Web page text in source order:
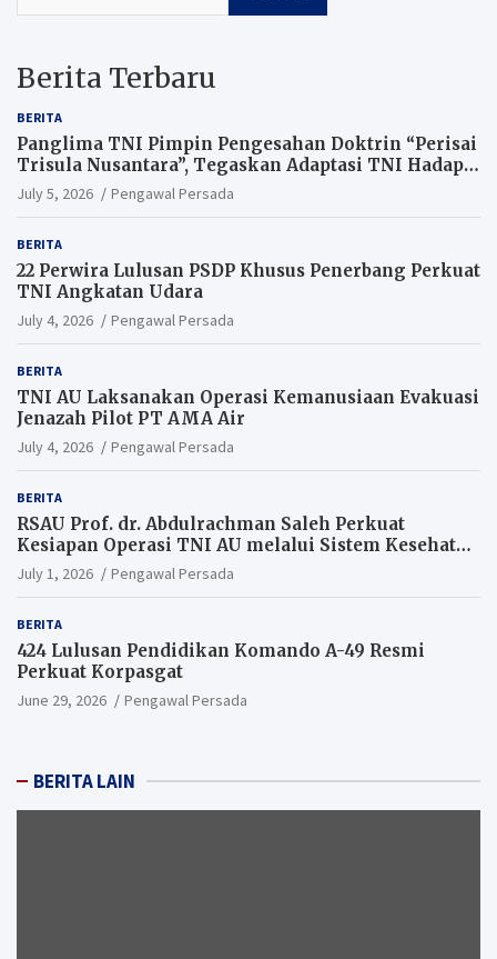
Berita Terbaru
BERITA
Panglima TNI Pimpin Pengesahan Doktrin “Perisai
Trisula Nusantara”, Tegaskan Adaptasi TNI Hadapi
Perang Modern
July 5, 2026 Pengawal Persada
BERITA
22 Perwira Lulusan PSDP Khusus Penerbang Perkuat
TNI Angkatan Udara
July 4, 2026 Pengawal Persada
BERITA
TNI AU Laksanakan Operasi Kemanusiaan Evakuasi
Jenazah Pilot PT AMA Air
July 4, 2026 Pengawal Persada
BERITA
RSAU Prof. dr. Abdulrachman Saleh Perkuat
Kesiapan Operasi TNI AU melalui Sistem Kesehatan
Andal
July 1, 2026 Pengawal Persada
BERITA
424 Lulusan Pendidikan Komando A-49 Resmi
Perkuat Korpasgat
June 29, 2026 Pengawal Persada
BERITA LAIN